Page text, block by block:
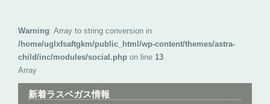
新着ラスベガス情報
Warning: Array to string conversion in
/home/uglxfsaftgkm/public_html/wp-content/themes/astra-
child/inc/modules/social.php on line 13
Array